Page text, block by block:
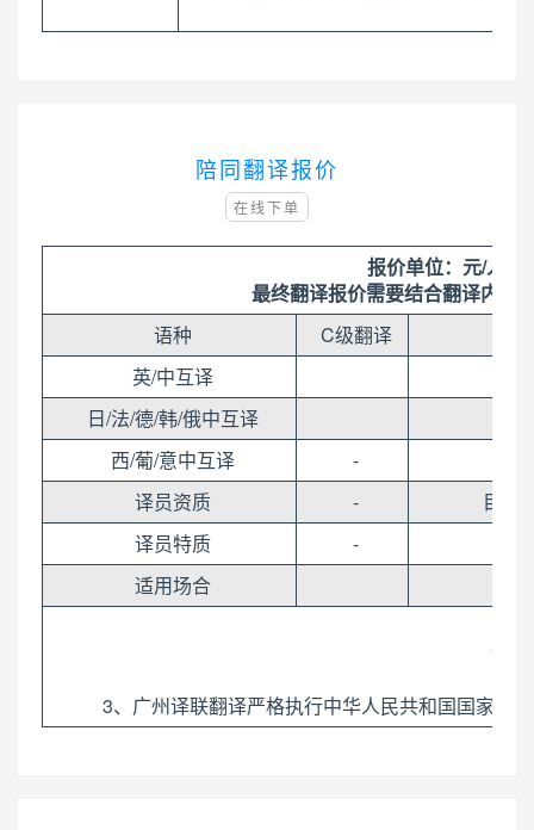
陪同翻译报价
在线下单
报价单位：元/人/
最终翻译报价需要结合翻译内容
语种
C级翻译
英/中互译
日/法/德/韩/俄中互译
西/葡/意中互译
-
译员资质
-
目标
译员特质
-
适用场合
1、
3、广州译联翻译严格执行中华人民共和国国家标